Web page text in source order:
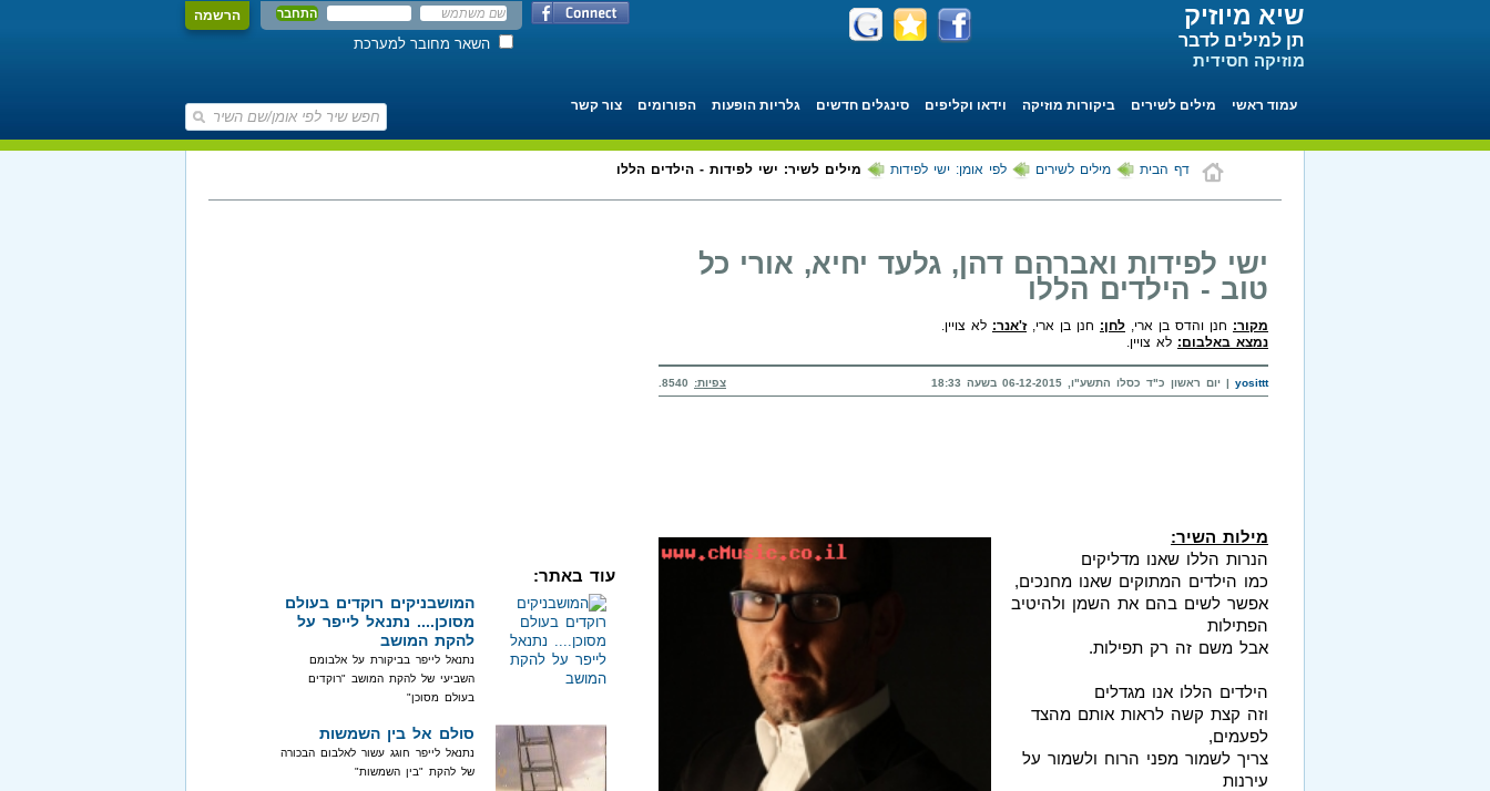
הרשמה
השאר מחובר למערכת
שיא מיוזיק
תן למילים לדבר
מוזיקה חסידית
עמוד ראשי מילים לשירים ביקורות מוזיקה וידאו וקליפים סינגלים חדשים גלריות הופעות הפורומים צור קשר
דף הבית מילים לשירים לפי אומן: ישי לפידות מילים לשיר: ישי לפידות - הילדים הללו
ישי לפידות ואברהם דהן, גלעד יחיא, אורי כל
טוב - הילדים הללו
מקור: חנן והדס בן ארי, לחן: חנן בן ארי,ז'אנר: לא צויין.
נמצא באלבום: לא צויין.
yosittt | יום ראשון כ"ד כסלו התשע"ו, 06-12-2015 בשעה 18:33 צפיות:
מילות השיר:
הנרות הללו שאנו מדליקים
כמו הילדים המתוקים שאנו מחנכים,
אפשר לשים בהם את השמן ולהיטיב
הפתילות
אבל משם זה רק תפילות.
הילדים הללו אנו מגדלים
וזה קצת קשה לראות אותם מהצד
לפעמים,
צריך לשמור מפני הרוח ולשמור על
עירנות
עוד באתר:
המושבניקים רוקדים בעולם
מסוכן.... נתנאל לייפר על
להקת המושב
נתנאל לייפר בביקורת על אלבומם
השביעי של להקת המושב "רוקדים
בעולם מסוכן"
סולם אל בין השמשות
נתנאל לייפר חוגג עשור לאלבום הבכורה
של להקת "בין השמשות"